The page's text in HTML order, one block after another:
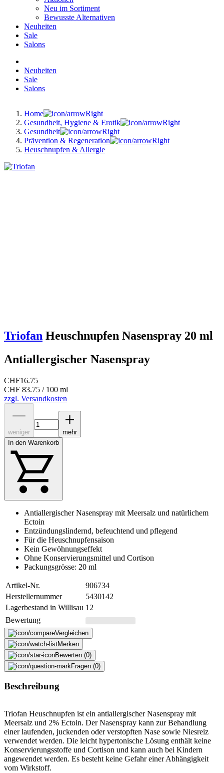
Neu im Sortiment
Bewusste Alternativen
Neuheiten
Sale
Salons
Neuheiten
Sale
Salons
Home
Gesundheit, Hygiene & Erotik
Gesundheit
Prävention & Regeneration
Heuschnupfen & Allergie
Triofan Heuschnupfen Nasenspray 20 ml
Antiallergischer Nasenspray
CHF16.75
CHF 83.75 / 100 ml
zzgl. Versandkosten
weniger
mehr
In den Warenkorb
Antiallergischer Nasenspray mit Meersalz und natürlichem
Ectoin
Entzündungslindernd, befeuchtend und pflegend
Für die Heuschnupfensaison
Kein Gewöhnungseffekt
Ohne Konservierungsmittel und Cortison
Packungsgrösse: 20 ml
Artikel-Nr.
906734
Herstellernummer
5430142
Lagerbestand in Willisau 12
Bewertung
Vergleichen
Merken
Bewerten (0)
Fragen (0)
Beschreibung
Triofan Heuschnupfen ist ein antiallergischer Nasenspray mit
Meersalz und 2% Ectoin. Der Nasenspray kann zur Behandlung
einer laufenden, juckenden oder verstopften Nase sowie Niesreiz
verwendet werden. Die leicht hypertonische Lösung enthält keine
Konservierungsstoffe und Cortison und kann auch bei Kindern
angewendet werden. Es besteht keine Gefahr einer Abhängigkeit
vom Wirkstoff.